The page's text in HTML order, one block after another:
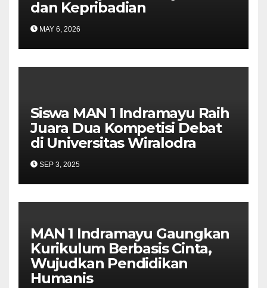
dan Kepribadian
MAY 6, 2026
Siswa MAN 1 Indramayu Raih
Juara Dua Kompetisi Debat
di Universitas Wiralodra
SEP 3, 2025
MAN 1 Indramayu Gaungkan
Kurikulum Berbasis Cinta,
Wujudkan Pendidikan
Humanis